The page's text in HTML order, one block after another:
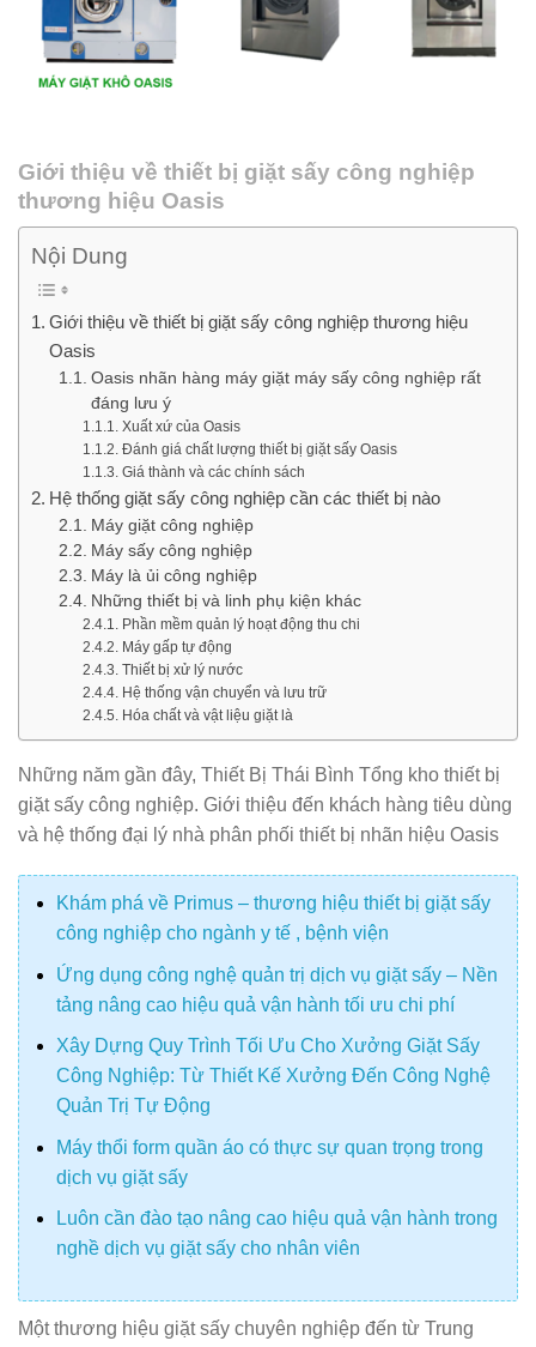
Giới thiệu về thiết bị giặt sấy công nghiệp
thương hiệu Oasis
Nội Dung
Giới thiệu về thiết bị giặt sấy công nghiệp thương hiệu
Oasis
Oasis nhãn hàng máy giặt máy sấy công nghiệp rất
đáng lưu ý
Xuất xứ của Oasis
Đánh giá chất lượng thiết bị giặt sấy Oasis
Giá thành và các chính sách
Hệ thống giặt sấy công nghiệp cần các thiết bị nào
Máy giặt công nghiệp
Máy sấy công nghiệp
Máy là ủi công nghiệp
Những thiết bị và linh phụ kiện khác
Phần mềm quản lý hoạt động thu chi
Máy gấp tự động
Thiết bị xử lý nước
Hệ thống vận chuyển và lưu trữ
Hóa chất và vật liệu giặt là
Những năm gần đây, Thiết Bị Thái Bình Tổng kho thiết bị
giặt sấy công nghiệp. Giới thiệu đến khách hàng tiêu dùng
và hệ thống đại lý nhà phân phối thiết bị nhãn hiệu Oasis
Khám phá về Primus – thương hiệu thiết bị giặt sấy
công nghiệp cho ngành y tế , bệnh viện
Ứng dụng công nghệ quản trị dịch vụ giặt sấy – Nền
tảng nâng cao hiệu quả vận hành tối ưu chi phí
Xây Dựng Quy Trình Tối Ưu Cho Xưởng Giặt Sấy
Công Nghiệp: Từ Thiết Kế Xưởng Đến Công Nghệ
Quản Trị Tự Động
Máy thổi form quần áo có thực sự quan trọng trong
dịch vụ giặt sấy
Luôn cần đào tạo nâng cao hiệu quả vận hành trong
nghề dịch vụ giặt sấy cho nhân viên
Một thương hiệu giặt sấy chuyên nghiệp đến từ Trung